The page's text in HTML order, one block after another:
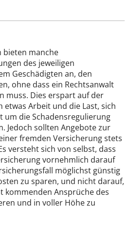
bieten manche
des jeweiligen
Geschädigten an, den
ohne dass ein Rechtsanwalt
muss. Dies erspart auf der
etwas Arbeit und die Last, sich
um die Schadensregulierung
Jedoch sollten Angebote zur
fremden Versicherung stets
versteht sich von selbst, dass
vornehmlich darauf
möglichst günstig
zu sparen, und nicht darauf,
kommenden Ansprüche des
und in voller Höhe zu